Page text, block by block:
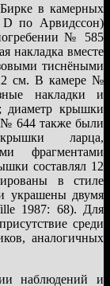
в камерных
по Арвидссон)
№ 585
накладка вместе
тиснёными
см. В камере №
накладки и
диаметр крышки
№ 644 также были
ларца,
фрагментами
составлял 12
в стиле
украшены двумя
1987: 68). Для
среди
аналогичных
наблюдений и